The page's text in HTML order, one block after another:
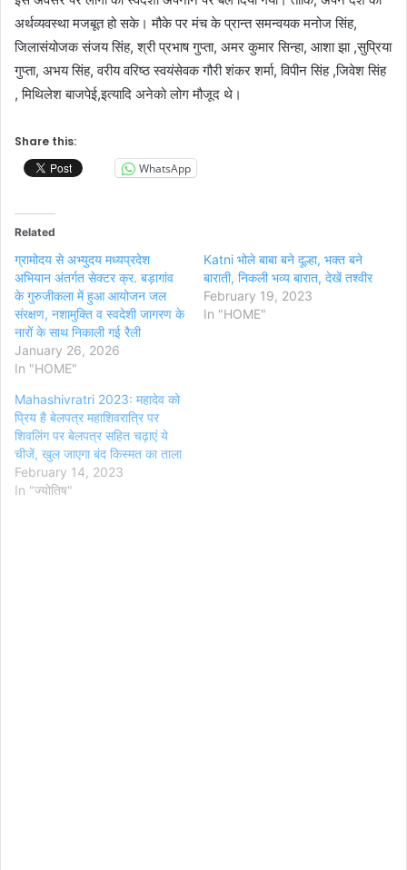
अर्थव्यवस्था मजबूत हो सके। मौके पर मंच के प्रान्त समन्वयक मनोज सिंह,
जिलासंयोजक संजय सिंह, श्री प्रभाष गुप्ता, अमर कुमार सिन्हा, आशा झा ,सुप्रिया
गुप्ता, अभय सिंह, वरीय वरिष्ठ स्वयंसेवक गौरी शंकर शर्मा, विपीन सिंह ,जिवेश सिंह
, मिथिलेश बाजपेई,इत्यादि अनेको लोग मौजूद थे।
Share this:
WhatsApp
Related
ग्रामोदय से अभ्युदय मध्यप्रदेश
अभियान अंतर्गत सेक्टर क्र. बड़ागांव
के गुरुजीकला में हुआ आयोजन जल
संरक्षण, नशामुक्ति व स्वदेशी जागरण के
नारों के साथ निकाली गई रैली
January 26, 2026
In "HOME"
Katni भोले बाबा बने दूल्हा, भक्त बने
बाराती, निकली भव्य बारात, देखें तश्वीर
February 19, 2023
In "HOME"
Mahashivratri 2023: महादेव को
प्रिय है बेलपत्र महाशिवरात्रि पर
शिवलिंग पर बेलपत्र सहित चढ़ाएं ये
चीजें, खुल जाएगा बंद किस्मत का ताला
February 14, 2023
In "ज्योतिष"